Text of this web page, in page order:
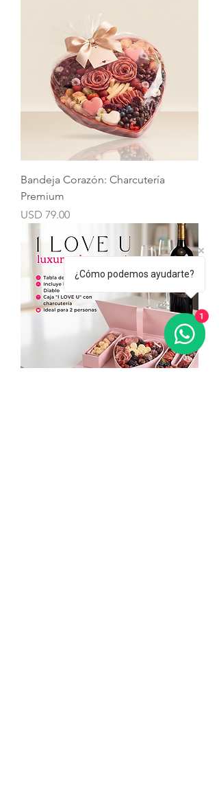
Bandeja Corazón: Charcutería
Premium
Precio
USD 79.00
¿Cómo podemos ayudarte?
1